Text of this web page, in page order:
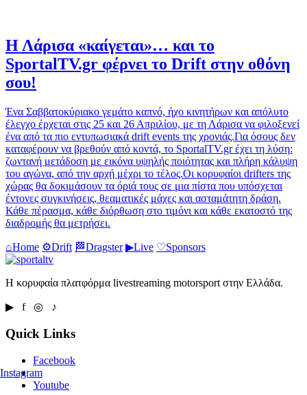
Η Λάρισα «καίγεται»… και το
SportalTV.gr φέρνει το Drift στην οθόνη
σου!
Ένα Σαββατοκύριακο γεμάτο καπνό, ήχο κινητήρων και απόλυτο
έλεγχο έρχεται στις 25 και 26 Απριλίου, με τη Λάρισα να φιλοξενεί
ένα από τα πιο εντυπωσιακά drift events της χρονιάς.Για όσους δεν
καταφέρουν να βρεθούν από κοντά, το SportalTV.gr έχει τη λύση:
ζωντανή μετάδοση με εικόνα υψηλής ποιότητας και πλήρη κάλυψη
του αγώνα, από την αρχή μέχρι το τέλος.Οι κορυφαίοι drifters της
χώρας θα δοκιμάσουν τα όριά τους σε μια πίστα που υπόσχεται
έντονες συγκινήσεις, θεαματικές μάχες και ασταμάτητη δράση.
Κάθε πέρασμα, κάθε διόρθωση στο τιμόνι και κάθε εκατοστό της
διαδρομής θα μετρήσει.
⌂Home ⚙Drift 🏁Dragster ▶Live ♡Sponsors
Η κορυφαία πλατφόρμα livestreaming motorsport στην Ελλάδα.
▶ f ◎ ♪
Quick Links
Facebook
Instagram
Youtube